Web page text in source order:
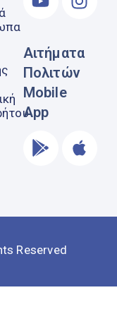
Αιτήματα
Πολιτών
Mobile
App
Reserved